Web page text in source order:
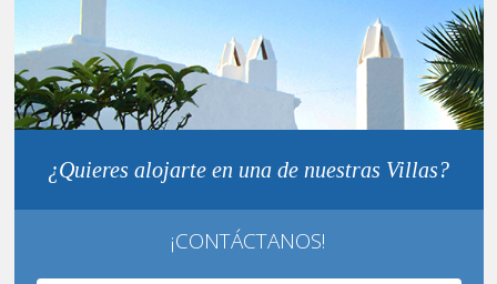
¿Quieres alojarte en una de nuestras Villas?
¡CONTÁCTANOS!